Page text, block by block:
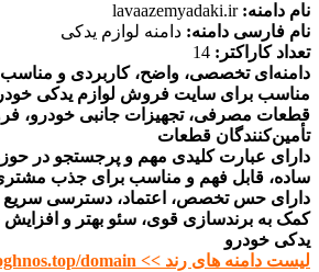
نام دامنه: lavaazemyadaki.ir
نام فارسی دامنه: دامنه لوازم یدکی
تعداد کاراکتر:
دامنه‌ای تخصصی، واضح، کاربردی و مناسب
مناسب برای سایت فروش لوازم یدکی
قطعات مصرفی، تجهیزات جانبی خودرو،
تأمین‌کنندگان قطعات
دارای عبارت کلیدی مهم و پرجستجو در
ساده، قابل فهم و مناسب برای جذب
دارای حس تخصص، اعتماد، دسترسی سریع
کمک به برندسازی قوی، سئو بهتر و
یدکی خودرو
لیست دامنه های رند >> ghoghnos.top/domain